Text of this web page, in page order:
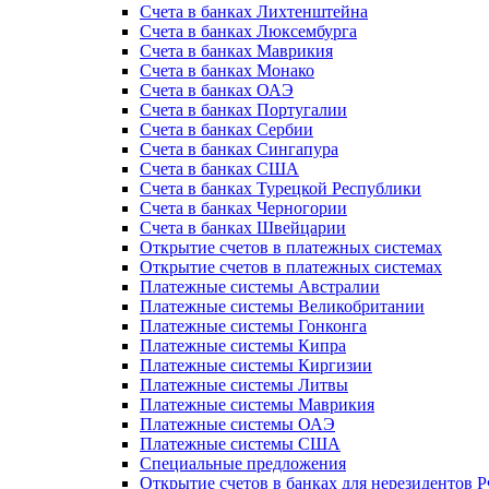
Счета в банках Лихтенштейна
Счета в банках Люксембурга
Счета в банках Маврикия
Счета в банках Монако
Счета в банках ОАЭ
Счета в банках Португалии
Счета в банках Сербии
Счета в банках Сингапура
Счета в банках США
Счета в банках Турецкой Республики
Счета в банках Черногории
Счета в банках Швейцарии
Открытие счетов в платежных системах
Открытие счетов в платежных системах
Платежные системы Австралии
Платежные системы Великобритании
Платежные системы Гонконга
Платежные системы Кипра
Платежные системы Киргизии
Платежные системы Литвы
Платежные системы Маврикия
Платежные системы ОАЭ
Платежные системы США
Специальные предложения
Открытие счетов в банках для нерезидентов